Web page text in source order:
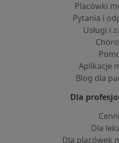
Placówki
Pytania i
Usługi i
Aplikacje
Blog dla
Dla
Dla
Dla placówek